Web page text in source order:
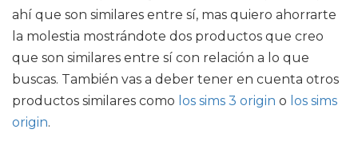
ahí que son similares entre sí, mas quiero ahorrarte
la molestia mostrándote dos productos que creo
que son similares entre sí con relación a lo que
buscas. También vas a deber tener en cuenta otros
productos similares como los sims 3 origin o los sims
origin.